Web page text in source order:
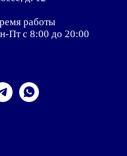
работы
Пт с 8:00 до 20:00